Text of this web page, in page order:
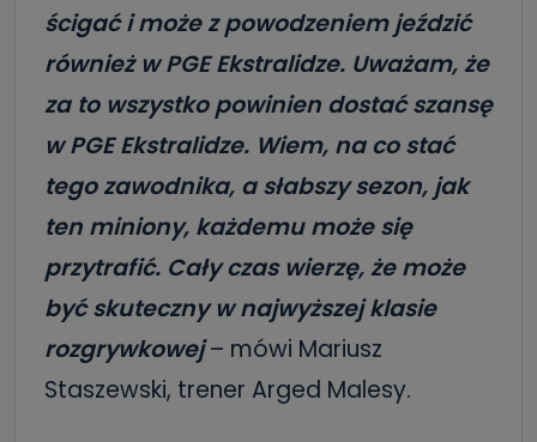
ścigać i może z powodzeniem jeździć
również w PGE Ekstralidze. Uważam, że
za to wszystko powinien dostać szansę
w PGE Ekstralidze. Wiem, na co stać
tego zawodnika, a słabszy sezon, jak
ten miniony, każdemu może się
przytrafić. Cały czas wierzę, że może
być skuteczny w najwyższej klasie
rozgrywkowej – mówi Mariusz
Staszewski, trener Arged Malesy.